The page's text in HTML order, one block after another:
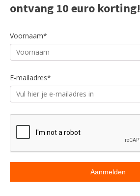
ontvang 10 euro korting!
Voornaam*
E-mailadres*